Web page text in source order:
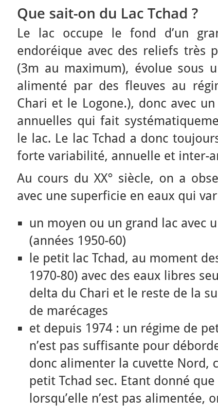
Que sait-on du Lac Tchad ?
Le lac occupe le fond d’un
endoréique avec des reliefs très
(3m au maximum), évolue sous
alimenté par des fleuves au
Chari et le Logone.), donc avec
annuelles qui fait
le lac. Le lac Tchad a donc
forte variabilité, annuelle et inter-
Au cours du XX° siècle, on a
avec une superficie en eaux qui
un moyen ou un grand lac avec
(années 1950-60)
le petit lac Tchad, au moment
1970-80) avec des eaux libres
delta du Chari et le reste de la
de marécages
et depuis 1974 : un régime de
n’est pas suffisante pour
donc alimenter la cuvette Nord,
petit Tchad sec. Etant donné
lorsqu’elle n’est pas alimentée,